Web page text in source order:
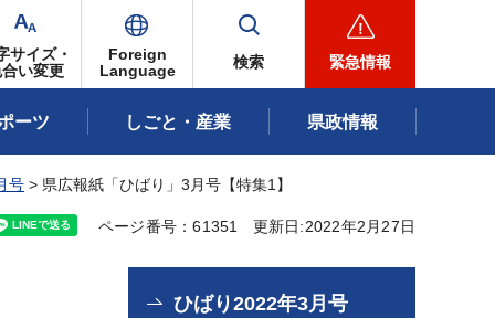
サイズ・
い変更
Foreign
Language
検索 緊急情報
ーツ しごと・産業 県政情報
号 > 県広報紙「ひばり」3月号【特集1】
ページ番号：61351 更新日:2022年2月27日
ひばり2022年3月号